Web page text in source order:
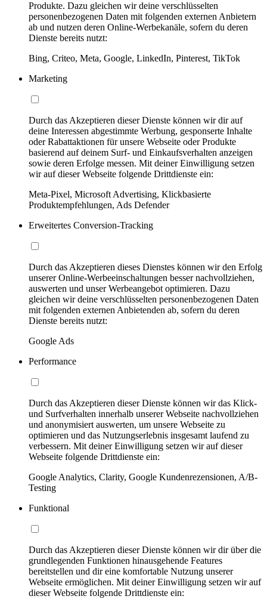
Produkte. Dazu gleichen wir deine verschlüsselten
personenbezogenen Daten mit folgenden externen Anbietern
ab und nutzen deren Online-Werbekanäle, sofern du deren
Dienste bereits nutzt:
Bing, Criteo, Meta, Google, LinkedIn, Pinterest, TikTok
Marketing
Durch das Akzeptieren dieser Dienste können wir dir auf
deine Interessen abgestimmte Werbung, gesponserte Inhalte
oder Rabattaktionen für unsere Webseite oder Produkte
basierend auf deinem Surf- und Einkaufsverhalten anzeigen
sowie deren Erfolge messen. Mit deiner Einwilligung setzen
wir auf dieser Webseite folgende Drittdienste ein:
Meta-Pixel, Microsoft Advertising, Klickbasierte
Produktempfehlungen, Ads Defender
Erweitertes Conversion-Tracking
Durch das Akzeptieren dieses Dienstes können wir den Erfolg
unserer Online-Werbeeinschaltungen besser nachvollziehen,
auswerten und unser Werbeangebot optimieren. Dazu
gleichen wir deine verschlüsselten personenbezogenen Daten
mit folgenden externen Anbietenden ab, sofern du deren
Dienste bereits nutzt:
Google Ads
Performance
Durch das Akzeptieren dieser Dienste können wir das Klick-
und Surfverhalten innerhalb unserer Webseite nachvollziehen
und anonymisiert auswerten, um unsere Webseite zu
optimieren und das Nutzungserlebnis insgesamt laufend zu
verbessern. Mit deiner Einwilligung setzen wir auf dieser
Webseite folgende Drittdienste ein:
Google Analytics, Clarity, Google Kundenrezensionen, A/B-
Testing
Funktional
Durch das Akzeptieren dieser Dienste können wir dir über die
grundlegenden Funktionen hinausgehende Features
bereitstellen und dir eine komfortable Nutzung unserer
Webseite ermöglichen. Mit deiner Einwilligung setzen wir auf
dieser Webseite folgende Drittdienste ein: